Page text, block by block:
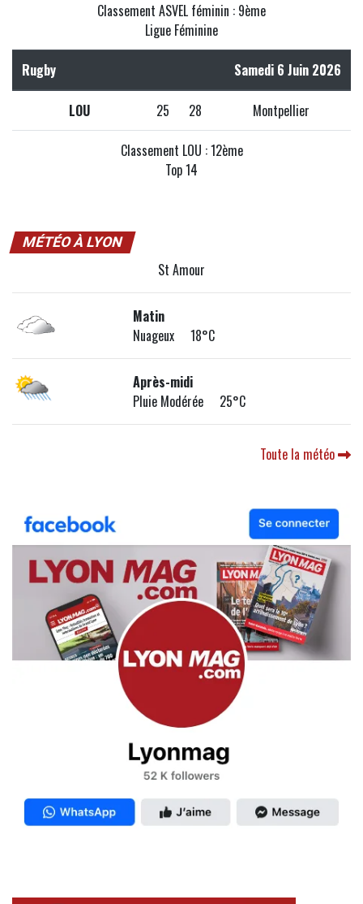
Classement ASVEL féminin : 9ème
Ligue Féminine
Rugby Samedi 6 Juin 2026
LOU 25 28 Montpellier
Classement LOU : 12ème
Top 14
MÉTÉO À LYON
St Amour
Matin
Nuageux 18°C
Après-midi
Pluie Modérée 25°C
Toute la météo